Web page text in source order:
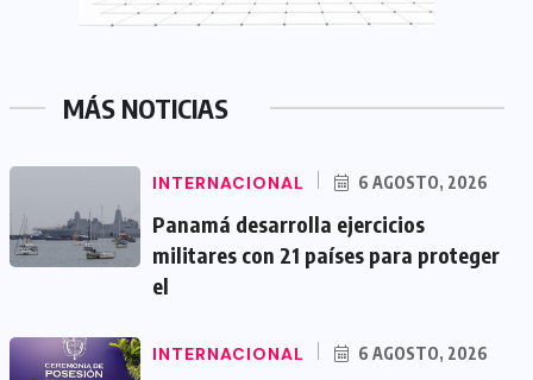
MÁS NOTICIAS
INTERNACIONAL 6 AGOSTO, 2026
Panamá desarrolla ejercicios
militares con 21 países para proteger
el
INTERNACIONAL 6 AGOSTO, 2026